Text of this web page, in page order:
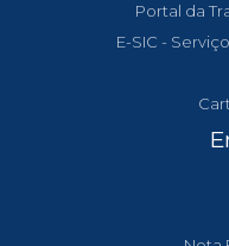
Portal da
E-SIC -